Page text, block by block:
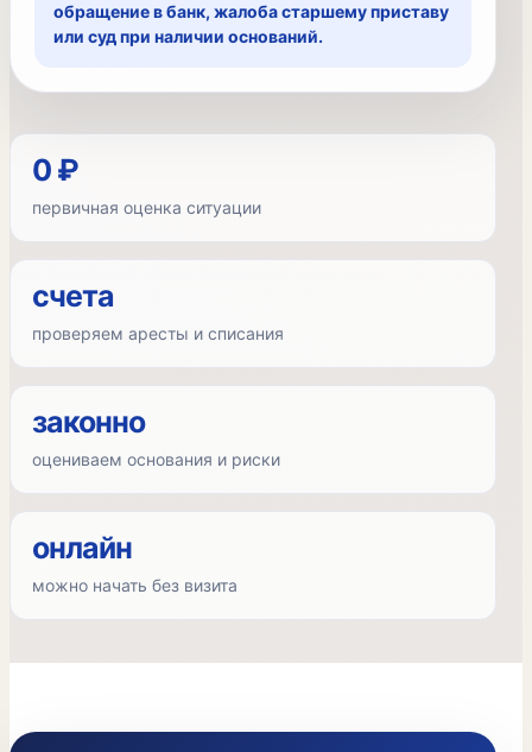
обращение в банк, жалоба старшему приставу
или суд при наличии оснований.
0 ₽
первичная оценка ситуации
счета
проверяем аресты и списания
законно
оцениваем основания и риски
онлайн
можно начать без визита